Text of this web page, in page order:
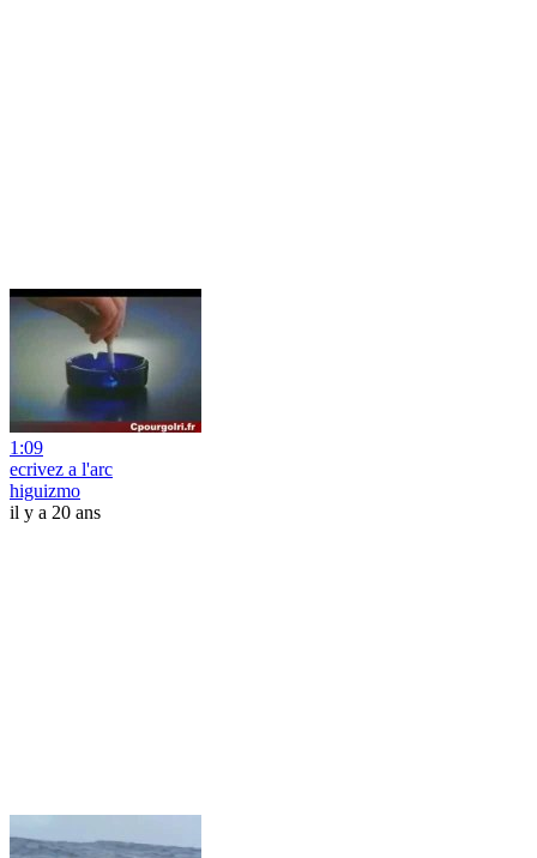
1:09
ecrivez a l'arc
higuizmo
il y a 20 ans